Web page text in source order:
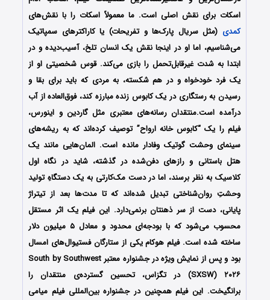
اسکات برای نقش اصلی است. ما معمولاً اسکات را با نقش‌های
کمدی (مثل سریال پارک‌ها و تفریحات) یا کاراکترهای سمپاتیک
می‌شناسیم، اما او در اینجا نقش یک انسان تلخ، آسیب‌دیده و در
ابتدا به شدت غیرقابل‌تحمل را بازی می‌کند. قوس شخصیتی او از
یک فرد خودخواه و در هم شکسته، به مردی که باید برای بقا و
رسیدن به رستگاری در یک کابوس زنده مبارزه کند، فوق‌العاده از آب
درآمده است.منتقدان رسانه‌های معتبری مثل گاردین و اینورس،
فیلم را یک “کابوس خانه ارواح” توصیف کرده‌اند که به ریشه‌های
سینمای وحشت گوتیک وفادار مانده است. المان‌هایی مانند یک
هتل باستانی و رازهای دفن‌شده در گذشته، شاید در نگاه اول
کلاسیک به نظر برسند، اما در دست مک‌کارتی به یک دستگاهِ تولید
وحشتِ روان‌شناختی تبدیل شده‌اند که تا مدت‌ها بعد از تیتراژ
پایانی، دست از سر ذهنتان برنمی‌دارد. این فیلم یک اثر مستقل
محسوب می‌شود که با بودجه‌ای محدود و معادل ۵ میلیون دلار
ساخته شده است. فیلم هوکام یکی از ستارگان فستیوال‌های امسال
بود و پس از نمایش ویژه در جشنواره معتبر South by Southwest
(SXSW) ۲۰۲۶ در تگزاس، تحسین گسترده‌ی منتقدان را
برانگیخت. این فیلم همچنین در جشنواره بین‌المللی فیلم میامی